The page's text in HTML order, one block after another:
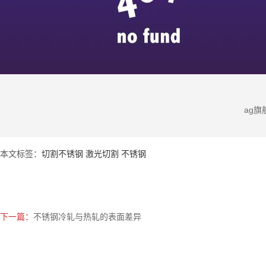
ag旗
本文标签： 切割不锈钢 激光切割 不锈钢
下一篇： 不锈钢冷轧与热轧的表面差异